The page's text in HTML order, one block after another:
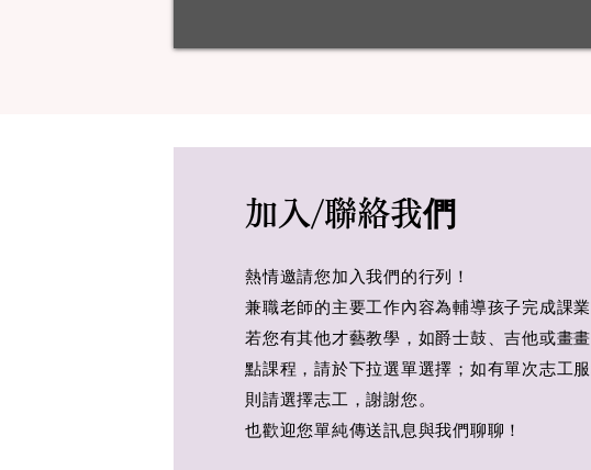
加入/聯絡我們
熱情邀請您加入我們的行列！
兼職老師的主要工作內容為輔導孩子完成課業
若您有其他才藝教學，如爵士鼓、吉他或畫
點課程，請於下拉選單選擇；如有單次志工
則請選擇志工，謝謝您。
​也歡迎您單純傳送訊息與我們聊聊！